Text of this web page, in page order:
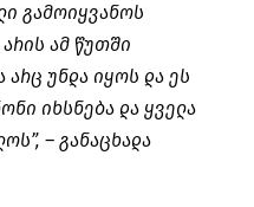
გამოიყვანოს
ამ წუთში
უნდა იყოს და ეს
იხსნება და ყველა
– განაცხადა